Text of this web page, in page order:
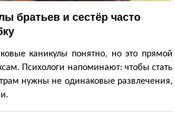
братьев и сестёр часто
каникулы понятно, но это прямой
Психологи напоминают: чтобы стать
нужны не одинаковые развлечения,